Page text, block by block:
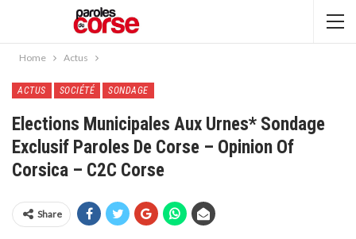
Home Actus
ACTUS SOCIÉTÉ SONDAGE
Elections Municipales Aux Urnes* Sondage
Exclusif Paroles De Corse – Opinion Of
Corsica – C2C Corse
Share